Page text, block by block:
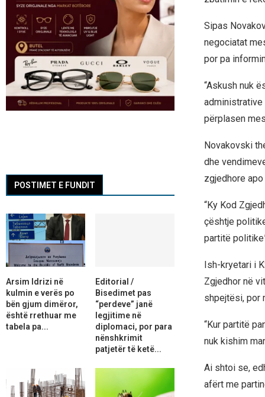
Sipas
negociatat
por pa
“Askush nuk
përplasen
Novakovski
dhe
zgjedhore
“Ky Kod
çështje
partitë
Ish-kryetari i
Zgjedhor në
shpejtësi, por
“Kur partitë
nuk kishim
Ai shtoi se,
afërt me
POSTIMET E FUNDIT
Arsim Idrizi në
kulmin e verës po
bën gjum dimëror,
është rrethuar me
tabela pa...
Editorial /
Bisedimet pas
“perdeve” janë
legjitime në
diplomaci, por para
nënshkrimit
patjetër të ketë...